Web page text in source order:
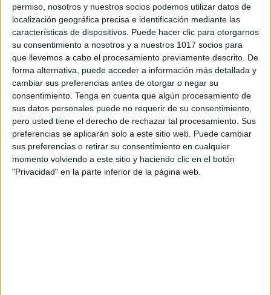
permiso, nosotros y nuestros socios podemos utilizar datos de
localización geográfica precisa e identificación mediante las
características de dispositivos. Puede hacer clic para otorgarnos
su consentimiento a nosotros y a nuestros 1017 socios para
que llevemos a cabo el procesamiento previamente descrito. De
forma alternativa, puede acceder a información más detallada y
cambiar sus preferencias antes de otorgar o negar su
consentimiento. Tenga en cuenta que algún procesamiento de
sus datos personales puede no requerir de su consentimiento,
pero usted tiene el derecho de rechazar tal procesamiento. Sus
preferencias se aplicarán solo a este sitio web. Puede cambiar
sus preferencias o retirar su consentimiento en cualquier
momento volviendo a este sitio y haciendo clic en el botón
"Privacidad" en la parte inferior de la página web.